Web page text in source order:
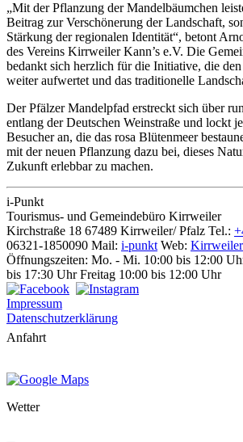
„Mit der Pflanzung der Mandelbäumchen
Beitrag zur Verschönerung der Landschaft,
Stärkung der regionalen Identität“, betont
des Vereins Kirrweiler Kann’s e.V. Die
bedankt sich herzlich für die Initiative, die
weiter aufwertet und das traditionelle
Der Pfälzer Mandelpfad erstreckt sich über
entlang der Deutschen Weinstraße und lockt
Besucher an, die das rosa Blütenmeer
mit der neuen Pflanzung dazu bei, dieses
Zukunft erlebbar zu machen.
i-Punkt
Tourismus- und Gemeindebüro Kirrweiler
Kirchstraße 18 67489 Kirrweiler/ Pfalz Tel.:
06321-1850090 Mail: i-punkt Web: Kirrweiler
Öffnungszeiten: Mo. - Mi. 10:00 bis 12:00
bis 17:30 Uhr Freitag 10:00 bis 12:00 Uhr
Impressum
Datenschutzerklärung
Anfahrt
Wetter